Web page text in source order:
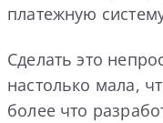
платежную
Сделать это
настолько мала,
более что